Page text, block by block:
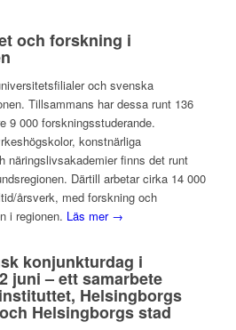
och forskning i
och svenska
Tillsammans har dessa runt 136
9 000 forskningsstuderande.
konstnärliga
näringslivsakademier finns det runt
Därtill arbetar cirka 14 000
årsverk, med forskning och
i regionen. Läs mer →
konjunkturdag i
juni – ett samarbete
Helsingborgs
Helsingborgs stad